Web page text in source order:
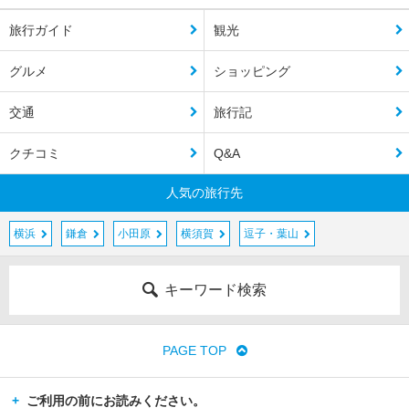
旅行ガイド 観光
グルメ ショッピング
交通 旅行記
クチコミ Q&A
人気の旅行先
横浜 鎌倉 小田原 横須賀 逗子・葉山
キーワード検索
PAGE TOP
ご利用の前にお読みください。